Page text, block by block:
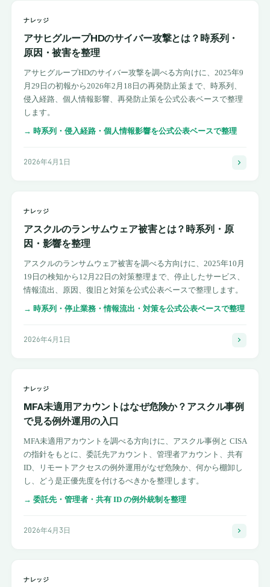
ナレッジ
アサヒグループHDのサイバー攻撃とは？時系列・
原因・被害を整理
アサヒグループHDのサイバー攻撃を調べる方向けに、2025年9
月29日の初報から2026年2月18日の再発防止策まで、時系列、
侵入経路、個人情報影響、再発防止策を公式公表ベースで整理
します。
→ 時系列・侵入経路・個人情報影響を公式公表ベースで整理
2026年4月1日
ナレッジ
アスクルのランサムウェア被害とは？時系列・原
因・影響を整理
アスクルのランサムウェア被害を調べる方向けに、2025年10月
19日の検知から12月22日の対策整理まで、停止したサービス、
情報流出、原因、復旧と対策を公式公表ベースで整理します。
→ 時系列・停止業務・情報流出・対策を公式公表ベースで整理
2026年4月1日
ナレッジ
MFA未適用アカウントはなぜ危険か？アスクル事例
で見る例外運用の入口
MFA未適用アカウントを調べる方向けに、アスクル事例と CISA
の指針をもとに、委託先アカウント、管理者アカウント、共有
ID、リモートアクセスの例外運用がなぜ危険か、何から棚卸し
し、どう是正優先度を付けるべきかを整理します。
→ 委託先・管理者・共有 ID の例外統制を整理
2026年4月3日
ナレッジ